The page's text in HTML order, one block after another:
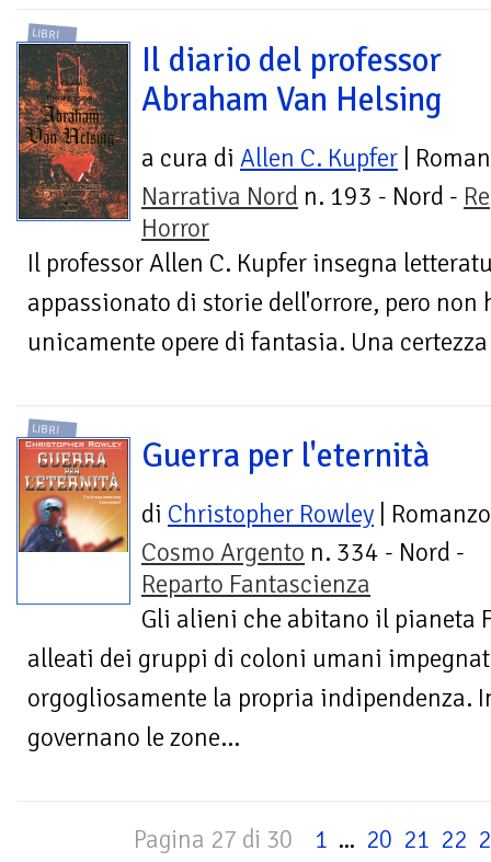
LIBRI
Il diario del professor
Abraham Van Helsing
a cura di Allen C. Kupfer |
Narrativa Nord n. 193 - Nord -
Horror
Il professor Allen C. Kupfer insegna
appassionato di storie dell'orrore, pero
unicamente opere di fantasia. Una
LIBRI
Guerra per l'eternità
di Christopher Rowley | Romanzo
Cosmo Argento n. 334 - Nord -
Reparto Fantascienza
Gli alieni che abitano il pianeta
alleati dei gruppi di coloni umani
orgogliosamente la propria indipendenza.
governano le zone...
Pagina 27 di 30 1 ... 20 21 22